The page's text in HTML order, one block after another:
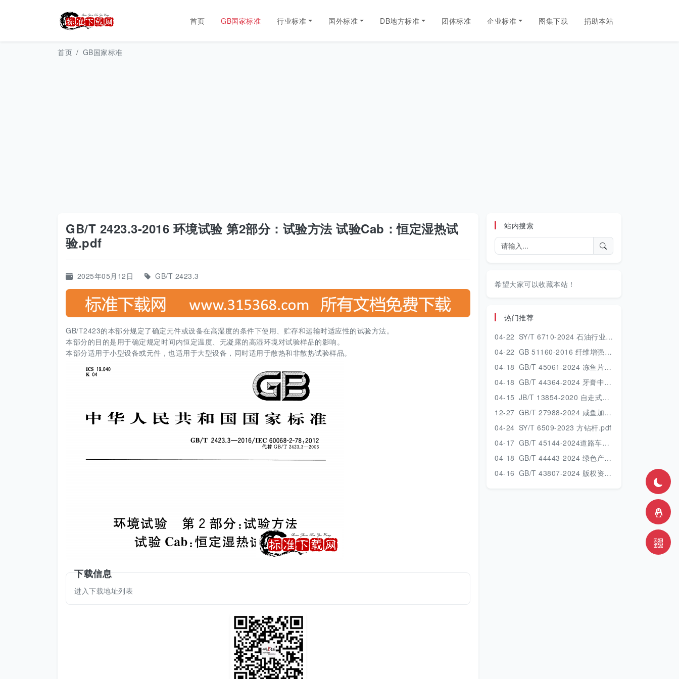
首页 GB国家标准 行业标准 国外标准 DB地方标准 团体标准 企业标准 图集下载 捐助本站
首页 GB国家标准
GB/T 2423.3-2016 环境试验 第2部分：试验方法 试验Cab：恒定湿热试
验.pdf
2025年05月12日 GB/T 2423.3
GB/T2423的本部分规定了确定元件或设备在高湿度的条件下使用、贮存和运输时适应性的试验方法。
本部分的目的是用于确定规定时间内恒定温度、无凝露的高湿环境对试验样品的影响。
本部分适用于小型设备或元件，也适用于大型设备，同时适用于散热和非散热试验样品。
下载信息
进入下载地址列表
站内搜索
希望大家可以收藏本站！
热门推荐
04-22 SY/T 6710-2024 石油行业建设项目安全验收评价技术规范.pdf
04-22 GB 51160-2016 纤维增强塑料设备和管道工程技术规范.pdf
04-18 GB/T 45061-2024 冻鱼片.pdf
04-18 GB/T 44364-2024 牙膏中丙烯酰胺的测定 高效液相色谱串联质谱法.pdf
04-15 JB/T 13854-2020 自走式喷杆喷雾机.pdf
12-27 GB/T 27988-2024 咸鱼加工技术规范.pdf
04-24 SY/T 6509-2023 方钻杆.pdf
04-17 GB/T 45144-2024道路车辆 车轮和轮辋 使用、维护和安全的一般要求及报废条件.pdf
04-18 GB/T 44443-2024 绿色产品评价 计算机.pdf
04-16 GB/T 43807-2024 版权资产管理体系 要求.pdf